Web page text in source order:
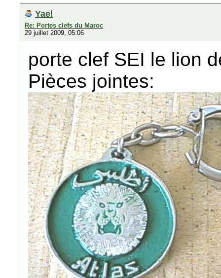
Yael
Re: Portes clefs du Maroc
29 juillet 2009, 05:06
porte clef SEI le lion
Pièces jointes: